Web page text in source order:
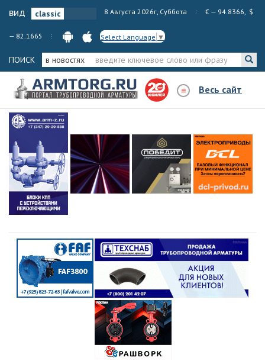
вид 8 Августа 2026г, Суббота € — 94.8366, $
— 82.1665 Select Language ▼
ПОИСК в новостях
Весь сайт